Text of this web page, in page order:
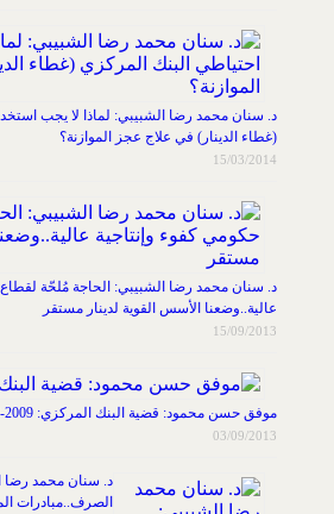
د. سنان محمد رضا الشبيبي: لماذا لا يجب
(غطاء الدينار) في علاج عجز الموازنة؟
15/03/2014
د. سنان محمد رضا الشبيبي: الحاجة مُلحّة
عالية..وضعنا الأسس القوية لدينار مستقر
15/09/2013
موفق حسن محمود: قضية البنك المركزي: 2009-2012
03/09/2013
د. سنان محمد رضا
الصرف..مبادرات